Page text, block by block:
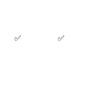
✅ ✅